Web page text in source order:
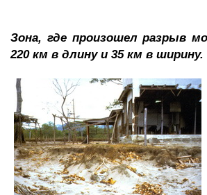
Зона, где произошел разрыв
220 км в длину и 35 км в ширину.